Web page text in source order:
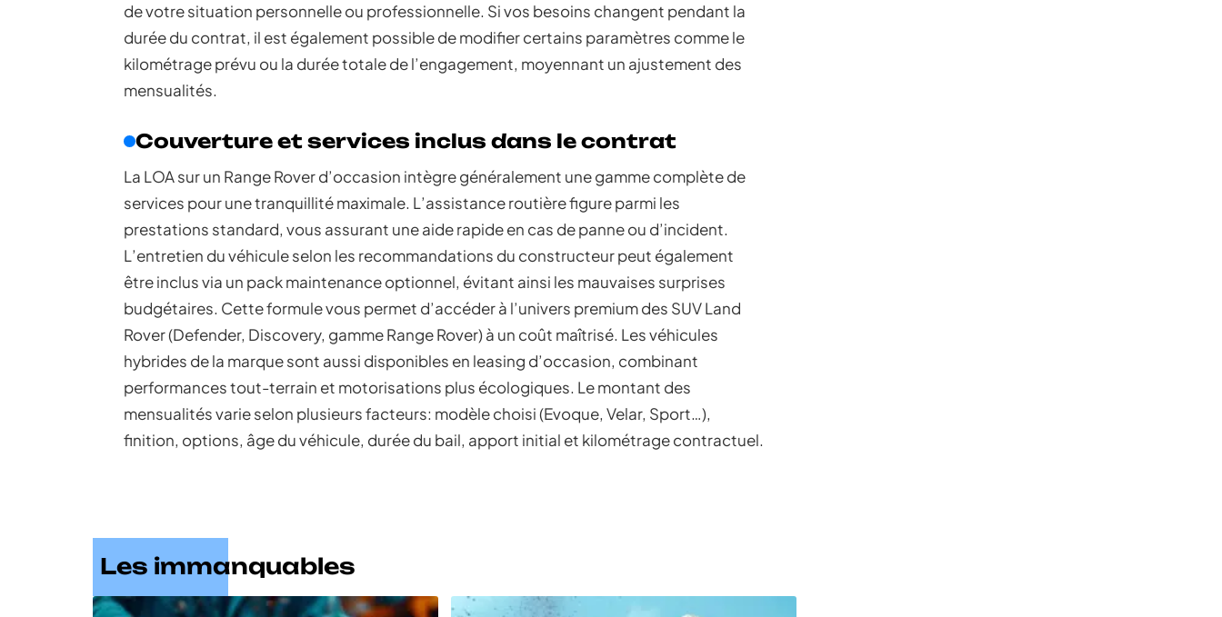
de votre situation personnelle ou professionnelle. Si vos besoins changent pendant la
durée du contrat, il est également possible de modifier certains paramètres comme le
kilométrage prévu ou la durée totale de l’engagement, moyennant un ajustement des
mensualités.
Couverture et services inclus dans le contrat
La LOA sur un Range Rover d’occasion intègre généralement une gamme complète de
services pour une tranquillité maximale. L’assistance routière figure parmi les
prestations standard, vous assurant une aide rapide en cas de panne ou d’incident.
L’entretien du véhicule selon les recommandations du constructeur peut également
être inclus via un pack maintenance optionnel, évitant ainsi les mauvaises surprises
budgétaires. Cette formule vous permet d’accéder à l’univers premium des SUV Land
Rover (Defender, Discovery, gamme Range Rover) à un coût maîtrisé. Les véhicules
hybrides de la marque sont aussi disponibles en leasing d’occasion, combinant
performances tout-terrain et motorisations plus écologiques. Le montant des
mensualités varie selon plusieurs facteurs: modèle choisi (Evoque, Velar, Sport…),
finition, options, âge du véhicule, durée du bail, apport initial et kilométrage contractuel.
Les immanquables